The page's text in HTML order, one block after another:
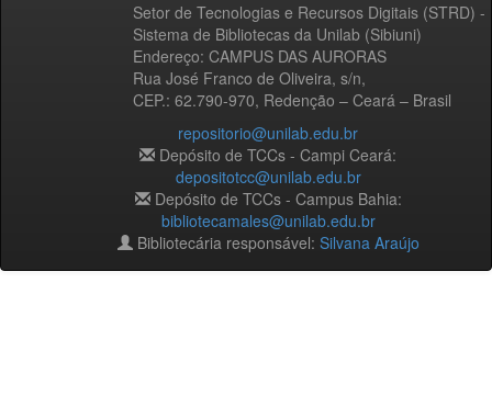
Setor de Tecnologias e Recursos Digitais (STRD) -
Sistema de Bibliotecas da Unilab (Sibiuni)
Endereço: CAMPUS DAS AURORAS
Rua José Franco de Oliveira, s/n,
CEP.: 62.790-970, Redenção – Ceará – Brasil
repositorio@unilab.edu.br
Depósito de TCCs - Campi Ceará:
depositotcc@unilab.edu.br
Depósito de TCCs - Campus Bahia:
bibliotecamales@unilab.edu.br
Bibliotecária responsável: Silvana Araújo